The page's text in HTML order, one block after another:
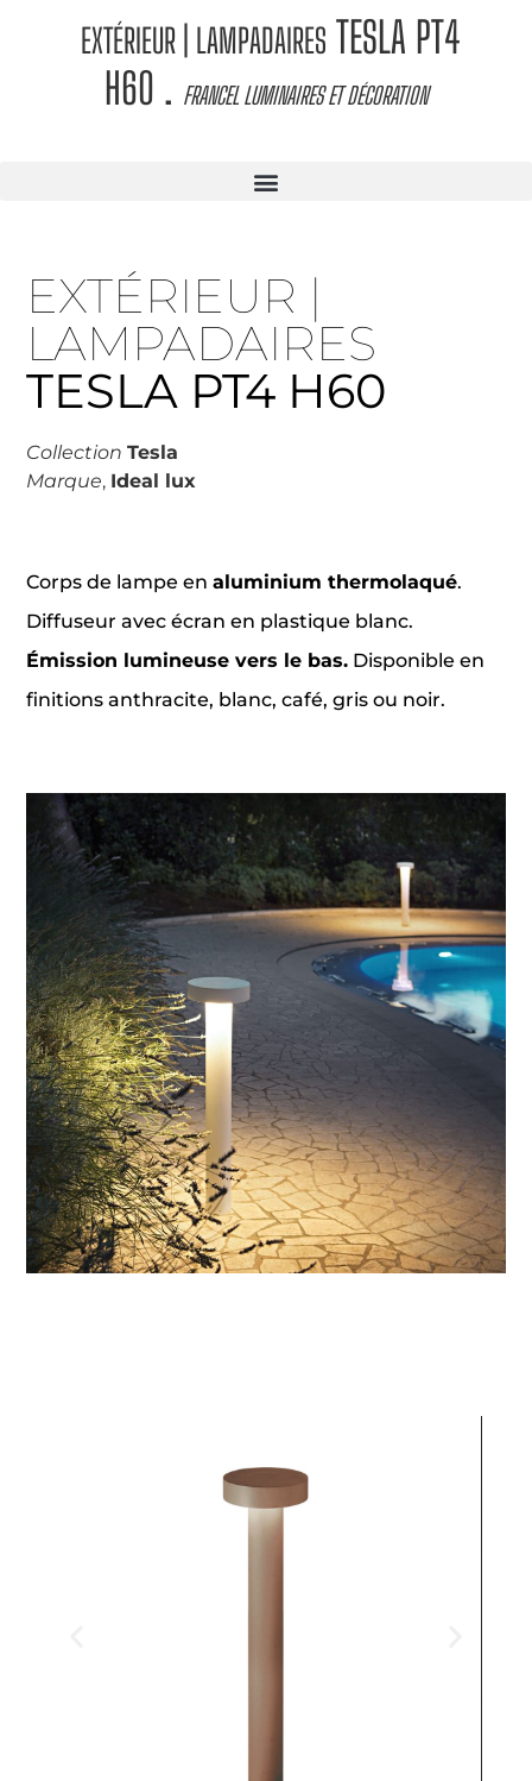
EXTÉRIEUR | LAMPADAIRES TESLA PT4
H60 . FRANCEL LUMINAIRES ET DÉCORATION
EXTÉRIEUR |
LAMPADAIRES
TESLA PT4 H60
Collection Tesla
Marque, Ideal lux
Corps de lampe enaluminium thermolaqué.
Diffuseur avec écran en plastique blanc.
Émission lumineuse vers le bas. Disponible en
finitions anthracite, blanc, café, gris ou noir.